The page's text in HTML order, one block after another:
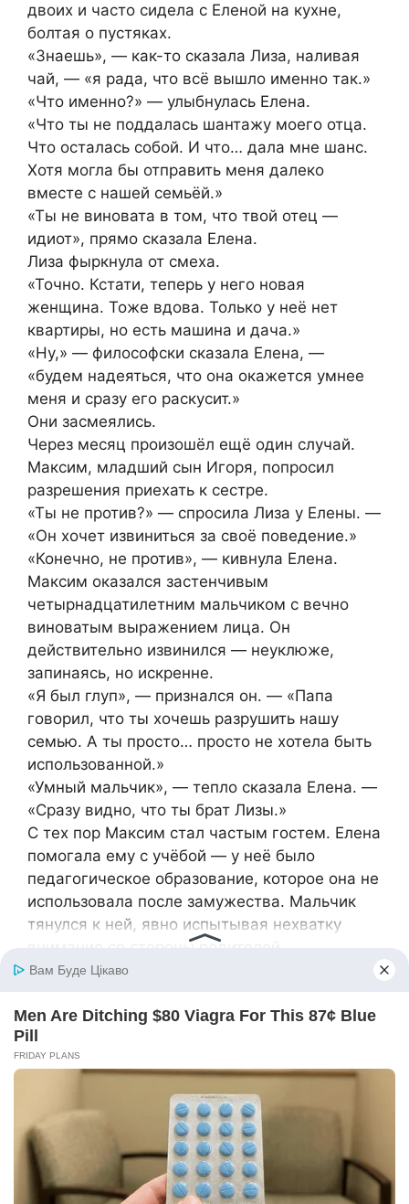
двоих и часто сидела с Еленой на кухне,
болтая о пустяках.
«Знаешь», — как-то сказала Лиза, наливая
чай, — «я рада, что всё вышло именно так.»
«Что именно?» — улыбнулась Елена.
«Что ты не поддалась шантажу моего отца.
Что осталась собой. И что… дала мне шанс.
Хотя могла бы отправить меня далеко
вместе с нашей семьёй.»
«Ты не виновата в том, что твой отец —
идиот», прямо сказала Елена.
Лиза фыркнула от смеха.
«Точно. Кстати, теперь у него новая
женщина. Тоже вдова. Только у неё нет
квартиры, но есть машина и дача.»
«Ну,» — философски сказала Елена, —
«будем надеяться, что она окажется умнее
меня и сразу его раскусит.»
Они засмеялись.
Через месяц произошёл ещё один случай.
Максим, младший сын Игоря, попросил
разрешения приехать к сестре.
«Ты не против?» — спросила Лиза у Елены. —
«Он хочет извиниться за своё поведение.»
«Конечно, не против», — кивнула Елена.
Максим оказался застенчивым
четырнадцатилетним мальчиком с вечно
виноватым выражением лица. Он
действительно извинился — неуклюже,
запинаясь, но искренне.
«Я был глуп», — признался он. — «Папа
говорил, что ты хочешь разрушить нашу
семью. А ты просто… просто не хотела быть
использованной.»
«Умный мальчик», — тепло сказала Елена. —
«Сразу видно, что ты брат Лизы.»
С тех пор Максим стал частым гостем. Елена
помогала ему с учёбой — у неё было
педагогическое образование, которое она не
использовала после замужества. Мальчик
тянулся к ней, явно испытывая нехватку
внимания со стороны родителей,
поглощённых своими проблемами.
сказала:
«Знаешь, думаю, мы с братом наконец
нашли то, чего нам всегда не хватало.»
«Взрослый, который относится к нам как к
людям, а не как к обузе или инструменту для
манипуляций», — серьёзно ответила Лиза. —
«Мама всё время жалуется на жизнь и на
папу. Папа использует нас для своих целей.